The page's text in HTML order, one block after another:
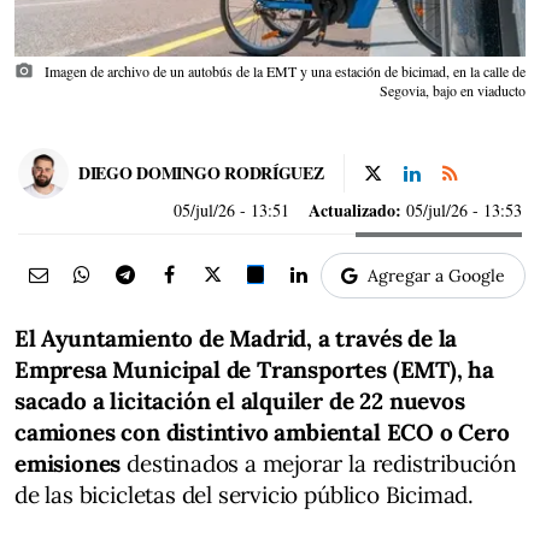
photo_camera
Imagen de archivo de un autobús de la EMT y una estación de bicimad, en la calle de
Segovia, bajo en viaducto
DIEGO DOMINGO RODRÍGUEZ
05/jul/26 - 13:51 Actualizado: 05/jul/26 - 13:53
Agregar a Google
El Ayuntamiento de Madrid, a través de la
Empresa Municipal de Transportes (EMT), ha
sacado a licitación el alquiler de 22 nuevos
camiones con distintivo ambiental ECO o Cero
emisiones destinados a mejorar la redistribución
de las bicicletas del servicio público Bicimad.